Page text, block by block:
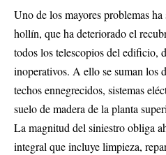
Uno de los mayores problemas
hollín, que ha deteriorado el
todos los telescopios del edificio,
inoperativos. A ello se suman los
techos ennegrecidos, sistemas
suelo de madera de la planta
La magnitud del siniestro obliga
integral que incluye limpieza,